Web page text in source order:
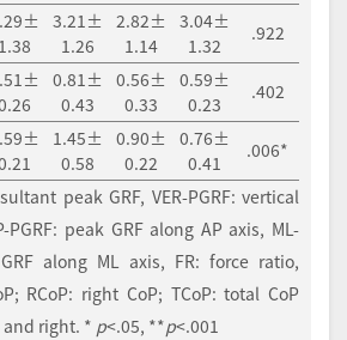
1.38
3.21±
1.26
2.82±
1.14
3.04±
1.32
.922
0.81±
0.43
0.56±
0.33
0.59±
0.23
.402
1.45±
0.58
0.90±
0.22
0.76±
0.41
.006*
peak GRF, VER-PGRF: vertical
PGRF: peak GRF along AP axis, ML-
along ML axis, FR: force ratio,
RCoP: right CoP; TCoP: total CoP
right. * p<.05, **p<.001